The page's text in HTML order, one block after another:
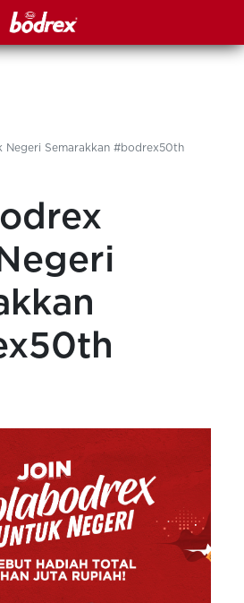
Negeri Semarakkan #bodrex50th